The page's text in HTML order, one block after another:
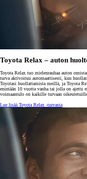
Toyota Relax – auton
Toyota Relax tuo mielenrauhaa auton
turva aktivoituu automaattisesti, kun
Toyotasi huollattamista meillä, ja Toyota
enintään 10 vuotta vanha tai jolla on ajettu
voimaantulo on kaikille turvaan
Lue lisää Toyota Relax -turvasta